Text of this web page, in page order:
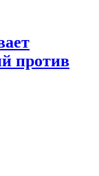
против